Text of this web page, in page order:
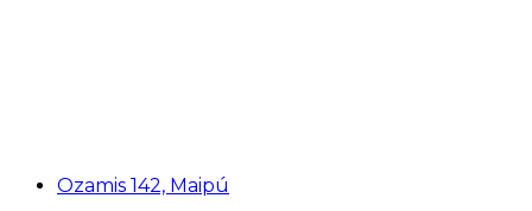
Ozamis 142, Maipú